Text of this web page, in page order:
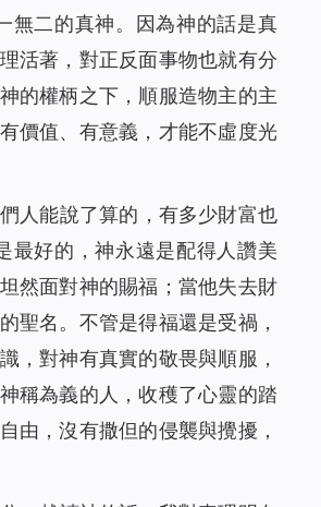
無二的真神。因為神的話是真
活著，對正反面事物也就有分
的權柄之下，順服造物主的主
價值、有意義，才能不虛度光
人能說了算的，有多少財富也
最好的，神永遠是配得人讚美
然面對神的賜福；當他失去財
聖名。不管是得福還是受禍，
，對神有真實的敬畏與順服，
稱為義的人，收穫了心靈的踏
由，沒有撒但的侵襲與攪擾，